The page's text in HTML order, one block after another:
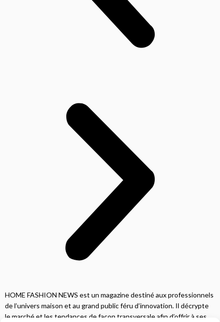
HOME FASHION NEWS est un magazine destiné aux professionnels
de l’univers maison et au grand public féru d’innovation. Il décrypte
le marché et les tendances de façon transversale afin d’offrir à ses